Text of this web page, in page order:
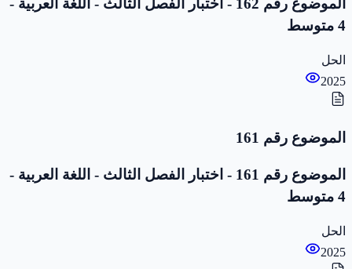
4 متوسط
الحل
2025
الموضوع رقم 161
الموضوع رقم 161 - اختبار الفصل الثالث - اللغة العربية -
4 متوسط
الحل
2025